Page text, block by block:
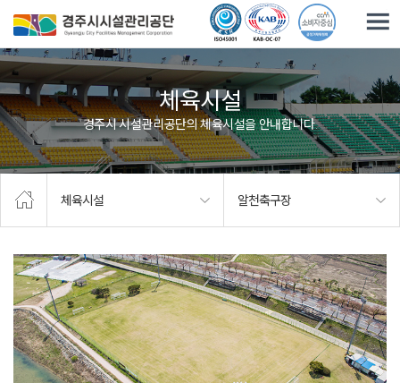
체육시설
경주시 시설관리공단의 체육시설을 안내합니다.
체육시설 알천축구장